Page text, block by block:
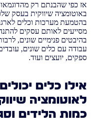
אז כפי שהבנתם רק
באוטומציה שיווקית בעסק
בהטמעת מערכות וכלים
מסייעים לאותם עסקים
בהיבטים פנימיים שונים,
עבודה עם כלים שונים,
ספקים, יועצים ועוד.
אילו כלים
לאוטומציה
כמות הלידים